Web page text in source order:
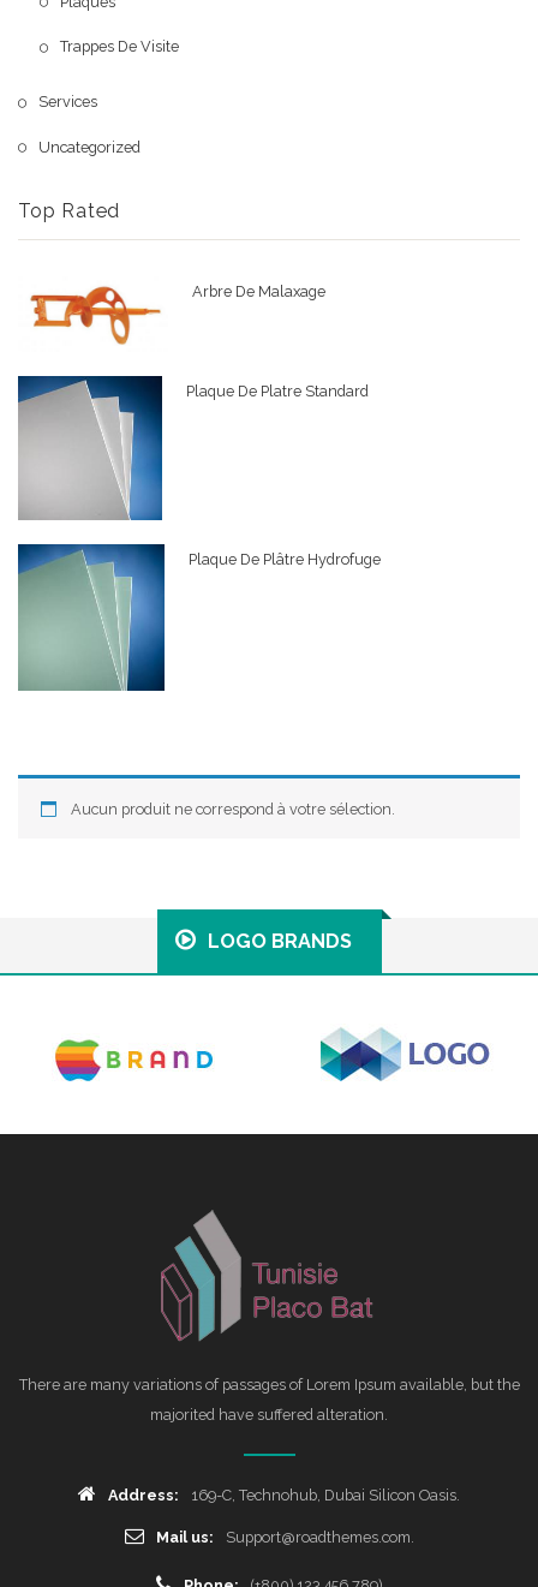
Trappes De Visite
Services
Uncategorized
Top Rated
Arbre De Malaxage
Plaque De Platre Standard
Plaque De Plâtre Hydrofuge
Aucun produit ne correspond à votre sélection.
LOGO BRANDS
There are many variations of passages of Lorem Ipsum available, but the
majorited have suffered alteration.
Address: 169-C, Technohub, Dubai Silicon Oasis.
Mail us: Support@roadthemes.com.